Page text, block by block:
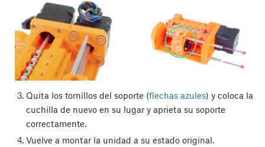
Quita los tornillos del soporte (flechas azules) y coloca la
cuchilla de nuevo en su lugar y aprieta su soporte
correctamente.
Vuelve a montar la unidad a su estado original.